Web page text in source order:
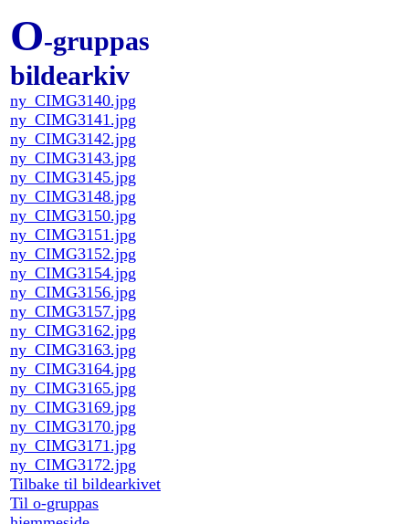
O-gruppas
bildearkiv
ny_CIMG3140.jpg
ny_CIMG3141.jpg
ny_CIMG3142.jpg
ny_CIMG3143.jpg
ny_CIMG3145.jpg
ny_CIMG3148.jpg
ny_CIMG3150.jpg
ny_CIMG3151.jpg
ny_CIMG3152.jpg
ny_CIMG3154.jpg
ny_CIMG3156.jpg
ny_CIMG3157.jpg
ny_CIMG3162.jpg
ny_CIMG3163.jpg
ny_CIMG3164.jpg
ny_CIMG3165.jpg
ny_CIMG3169.jpg
ny_CIMG3170.jpg
ny_CIMG3171.jpg
ny_CIMG3172.jpg
Tilbake til bildearkivet
Til o-gruppas